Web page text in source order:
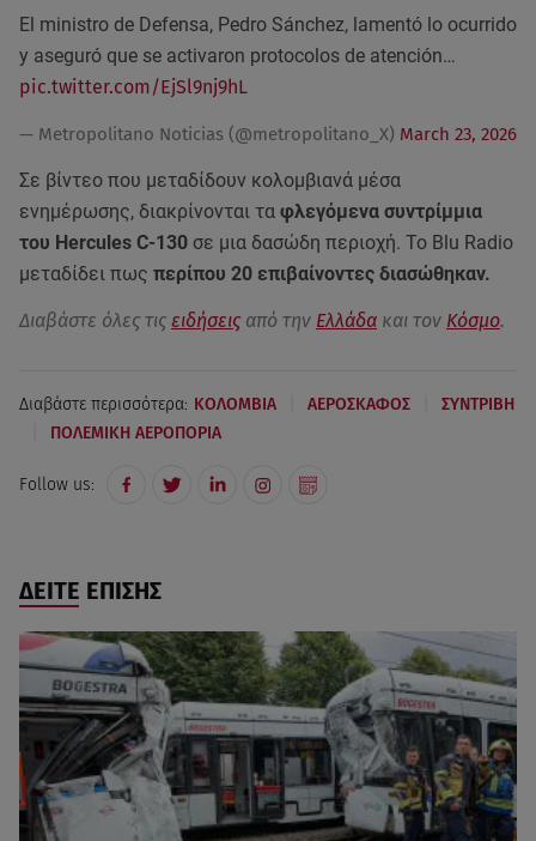
El ministro de Defensa, Pedro Sánchez, lamentó lo ocurrido
y aseguró que se activaron protocolos de atención…
pic.twitter.com/EjSl9nj9hL
— Metropolitano Noticias (@metropolitano_X) March 23, 2026
Σε βίντεο που μεταδίδουν κολομβιανά μέσα
ενημέρωσης, διακρίνονται τα φλεγόμενα συντρίμμια
του Hercules C-130 σε μια δασώδη περιοχή. Το Blu Radio
μεταδίδει πως περίπου 20 επιβαίνοντες διασώθηκαν.
Διαβάστε όλες τις ειδήσεις από την Ελλάδα και τον Κόσμο.
Διαβάστε περισσότερα: ΚΟΛΟΜΒΙΑ ΑΕΡΟΣΚΑΦΟΣ ΣΥΝΤΡΙΒΗ
ΠΟΛΕΜΙΚΗ ΑΕΡΟΠΟΡΙΑ
Follow us:
ΔΕΙΤΕ ΕΠΙΣΗΣ